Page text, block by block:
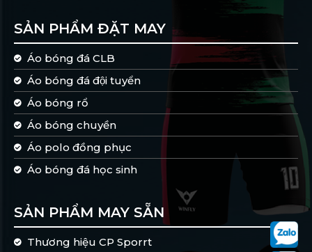
SẢN PHẨM ĐẶT MAY
Áo bóng đá CLB
Áo bóng đá đội tuyển
Áo bóng rổ
Áo bóng chuyền
Áo polo đồng phục
Áo bóng đá học sinh
SẢN PHẨM MAY SẴN
Thương hiệu CP Sporrt